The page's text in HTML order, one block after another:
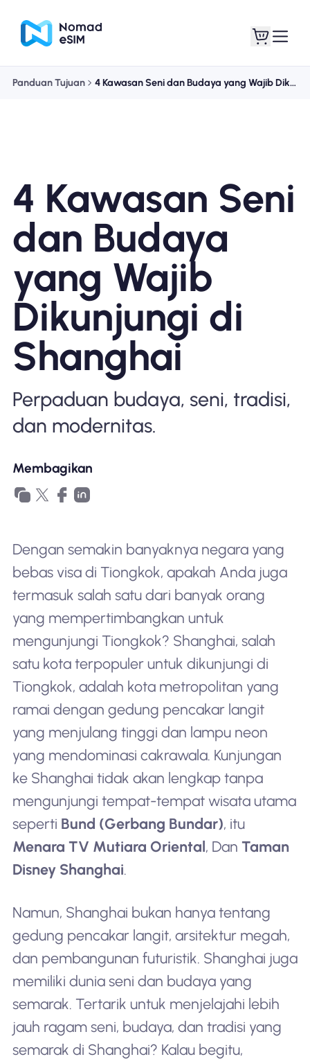
Paket Toko
Mengapa Nomad eSIM
Menggunakan eSIM
Panduan Tujuan 4 Kawasan Seni dan Budaya yang Wajib Dikunjungi di Shanghai
4 Kawasan Seni
dan Budaya
yang Wajib
Dikunjungi di
Shanghai
Perpaduan budaya, seni, tradisi,
dan modernitas.
Membagikan
Dengan semakin banyaknya negara yang
bebas visa di Tiongkok, apakah Anda juga
termasuk salah satu dari banyak orang
yang mempertimbangkan untuk
mengunjungi Tiongkok? Shanghai, salah
satu kota terpopuler untuk dikunjungi di
Tiongkok, adalah kota metropolitan yang
ramai dengan gedung pencakar langit
yang menjulang tinggi dan lampu neon
yang mendominasi cakrawala. Kunjungan
ke Shanghai tidak akan lengkap tanpa
mengunjungi tempat-tempat wisata utama
seperti Bund (Gerbang Bundar), itu
Menara TV Mutiara Oriental, Dan Taman
Disney Shanghai.
Namun, Shanghai bukan hanya tentang
gedung pencakar langit, arsitektur megah,
dan pembangunan futuristik. Shanghai juga
memiliki dunia seni dan budaya yang
semarak. Tertarik untuk menjelajahi lebih
jauh ragam seni, budaya, dan tradisi yang
semarak di Shanghai? Kalau begitu,